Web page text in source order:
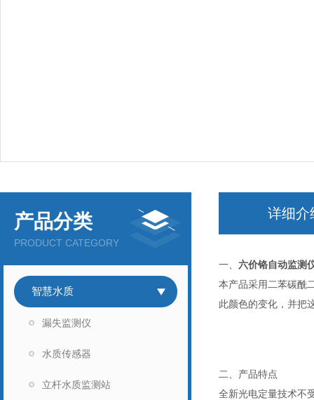
产品分类
PRODUCT CATEGORY
智慧水质
漏失监测仪
水质传感器
立杆水质监测站
详细介
一、 六价铬自动监测
本产品采用二苯碳酰
此颜色的变化，并把
二、产品特点
全新光电定量技术不